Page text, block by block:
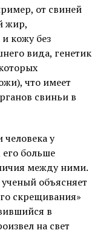
от свиней
жир,
кожу без
вида, генетик
что имеет
свиньи в
у
больше
между ними.
объясняет
скрещивания»
в
на свет